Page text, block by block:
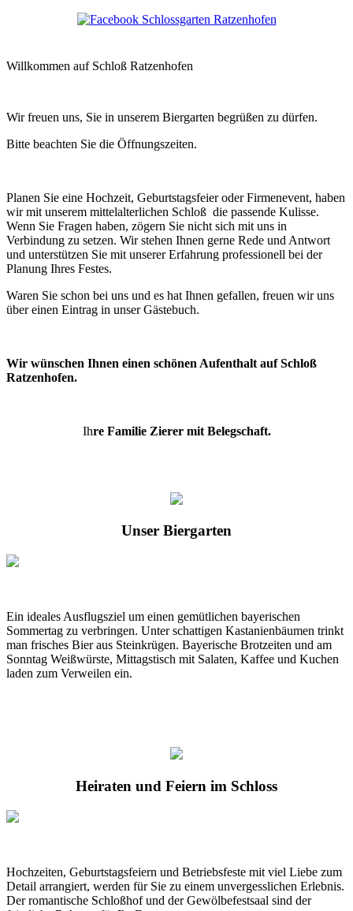
Willkommen auf Schloß Ratzenhofen
Wir freuen uns, Sie in unserem Biergarten begrüßen zu dürfen.
Bitte beachten Sie die Öffnungszeiten.
Planen Sie eine Hochzeit, Geburtstagsfeier oder Firmenevent, haben
wir mit unserem mittelalterlichen Schloß die passende Kulisse.
Wenn Sie Fragen haben, zögern Sie nicht sich mit uns in
Verbindung zu setzen. Wir stehen Ihnen gerne Rede und Antwort
und unterstützen Sie mit unserer Erfahrung professionell bei der
Planung Ihres Festes.
Waren Sie schon bei uns und es hat Ihnen gefallen, freuen wir uns
über einen Eintrag in unser Gästebuch.
Wir wünschen Ihnen einen schönen Aufenthalt auf Schloß
Ratzenhofen.
Ihre Familie Zierer mit Belegschaft.
Unser Biergarten
Ein ideales Ausflugsziel um einen gemütlichen bayerischen
Sommertag zu verbringen. Unter schattigen Kastanienbäumen trinkt
man frisches Bier aus Steinkrügen. Bayerische Brotzeiten und am
Sonntag Weißwürste, Mittagstisch mit Salaten, Kaffee und Kuchen
laden zum Verweilen ein.
Heiraten und Feiern im Schloss
Hochzeiten, Geburtstagsfeiern und Betriebsfeste mit viel Liebe zum
Detail arrangiert, werden für Sie zu einem unvergesslichen Erlebnis.
Der romantische Schloßhof und der Gewölbefestsaal sind der